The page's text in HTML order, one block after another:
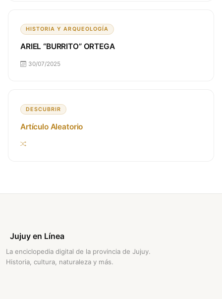
HISTORIA Y ARQUEOLOGÍA
ARIEL “BURRITO” ORTEGA
30/07/2025
DESCUBRIR
Artículo Aleatorio
Jujuy en Línea
La enciclopedia digital de la provincia de Jujuy.
Historia, cultura, naturaleza y más.